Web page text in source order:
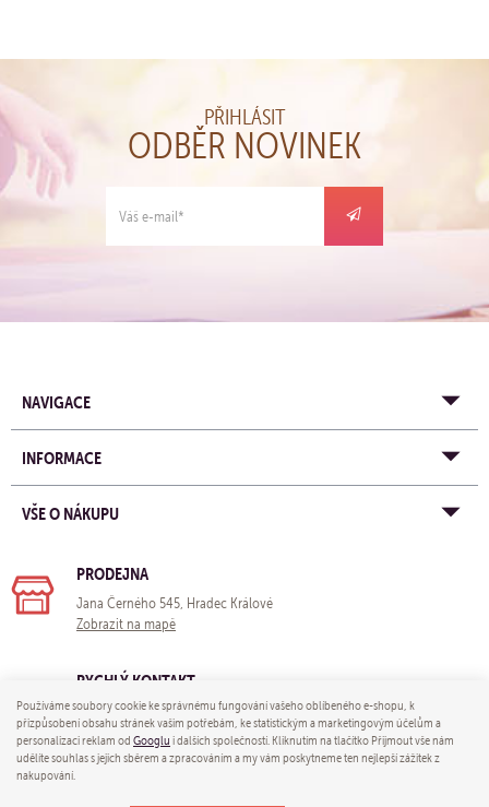
PŘIHLÁSIT
ODBĚR NOVINEK
NAVIGACE
INFORMACE
VŠE O NÁKUPU
PRODEJNA
Jana Černého 545, Hradec Králové
Zobrazit na mapě
RYCHLÝ KONTAKT
e-mail:obchod@yogastore.cz
tel: +420 703 680 005
Používáme soubory cookie ke správnému fungování vašeho oblíbeného e-shopu, k
přizpůsobení obsahu stránek vašim potřebám, ke statistickým a marketingovým účelům a
personalizaci reklam odGooglui dalších společností. Kliknutím na tlačítko Přijmout vše nám
udělíte souhlas s jejich sběrem a zpracováním a my vám poskytneme ten nejlepší zážitek z
nakupování.